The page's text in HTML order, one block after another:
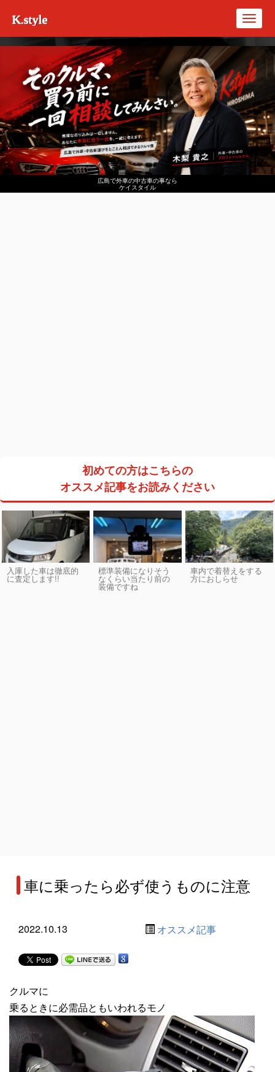
広島で外車の中古車の事なら
ケイスタイル
K.style
初めての方はこちらの
オススメ記事をお読みください
入庫した車は徹底的
に査定します!!
標準装備になりそう
なくらい当たり前の
装備ですね
車内で着替えをする
方におしらせ
車に乗ったら必ず使うものに注意
2022.10.13 オススメ記事
クルマに
乗るときに必需品ともいわれるモノ